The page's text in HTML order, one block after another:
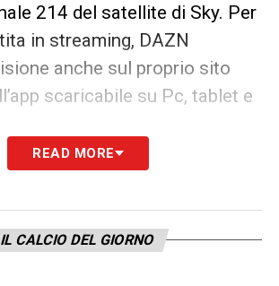
214 del satellite di Sky. Per
in streaming, DAZN
anche sul proprio sito
scaricabile su Pc, tablet e
READ MORE
IL CALCIO DEL GIORNO